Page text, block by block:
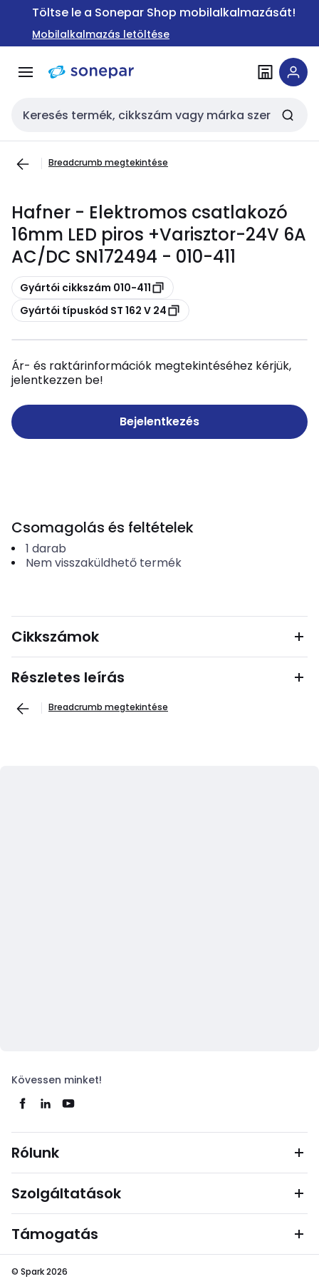
Ugrás a
Ugrás a
tartalomra
Töltse le a Sonepar Shop mobilalkalmazását!
Mobilalkalmazás letöltése
Keresési bemenet
Breadcrumb megtekintése
Hafner - Elektromos csatlakozó
16mm LED piros +Varisztor-24V 6A
AC/DC SN172494 - 010-411
Másolás
Gyártói cikkszám 010-411
Másolás
Gyártói típuskód ST 162 V 24
Ár- és raktárinformációk megtekintéséhez kérjük,
jelentkezzen be!
Bejelentkezés
Csomagolás és feltételek
1 darab
Nem visszaküldhető termék
Cikkszámok
Részletes leírás
Breadcrumb megtekintése
Kövessen minket!
Rólunk
Szolgáltatások
Támogatás
© Spark 2026